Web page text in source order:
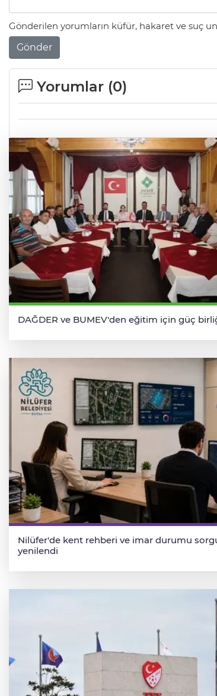
Gönderilen yorumların küfür, hakaret ve suç
Gönder
Yorumlar (0)
DAĞDER ve BUMEV'den eğitim için güç
Nilüfer'de kent rehberi ve imar durumu
yenilendi